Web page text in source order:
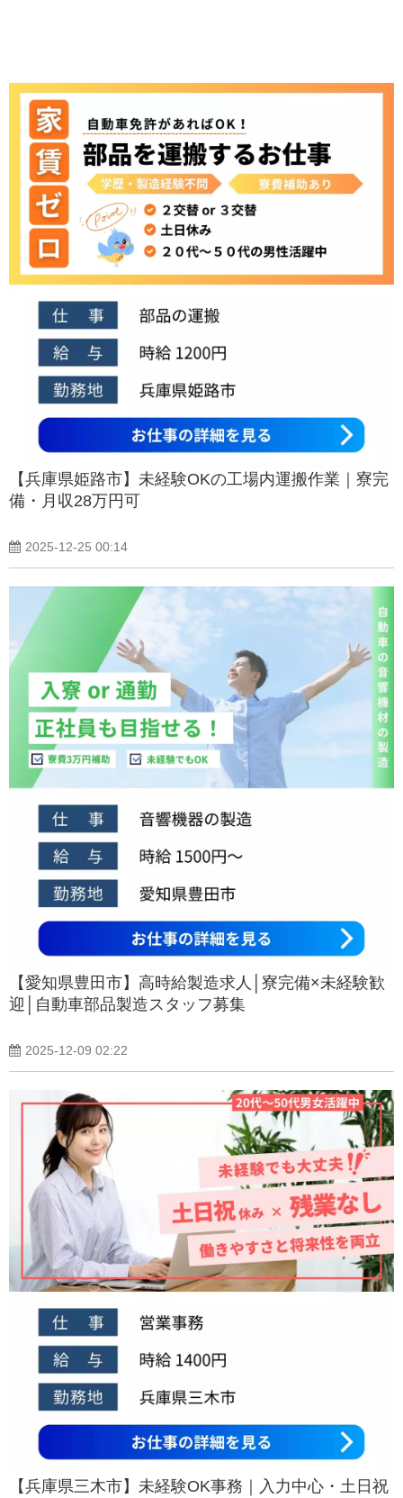
【兵庫県姫路市】未経験OKの工場内運搬作業｜寮完
備・月収28万円可
2025-12-25 00:14
【愛知県豊田市】高時給製造求人│寮完備×未経験歓
迎│自動車部品製造スタッフ募集
2025-12-09 02:22
【兵庫県三木市】未経験OK事務｜入力中心・土日祝